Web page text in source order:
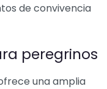
de convivencia
peregrinos
una amplia